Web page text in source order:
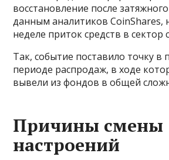
восстановление после
данным аналитиков CoinShares,
неделе приток средств в сектор
Так, событие поставило точку в
периоде распродаж, в ходе
вывели из фондов в общей
Причины смены
настроений